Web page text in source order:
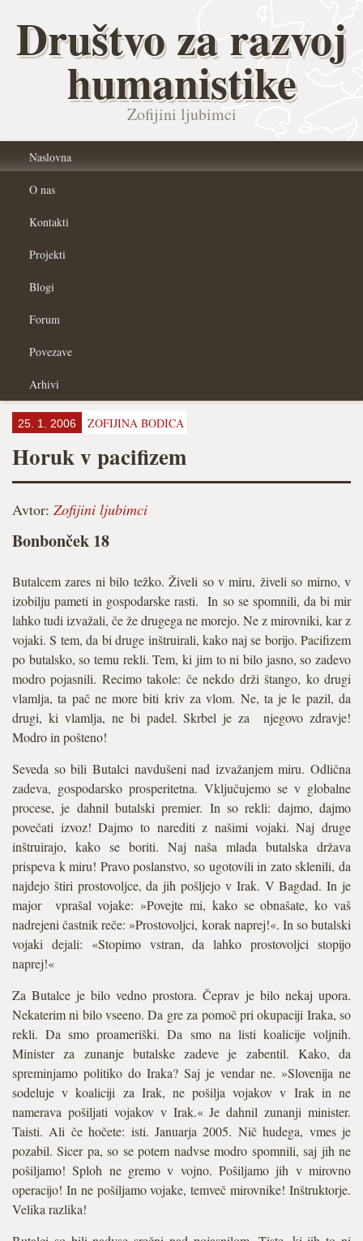
Društvo za razvoj
humanistike
Zofijini ljubimci
Naslovna
O nas
Kontakti
Projekti
Blogi
Forum
Povezave
Arhivi
25. 1. 2006 ZOFIJINA BODICA
Horuk v pacifizem
Avtor: Zofijini ljubimci
Bonbonček 18
Butalcem zares ni bilo težko. Živeli so v miru, živeli so mirno, v
izobilju pameti in gospodarske rasti. In so se spomnili, da bi mir
lahko tudi izvažali, če že drugega ne morejo. Ne z mirovniki, kar z
vojaki. S tem, da bi druge inštruirali, kako naj se borijo. Pacifizem
po butalsko, so temu rekli. Tem, ki jim to ni bilo jasno, so zadevo
modro pojasnili. Recimo takole: če nekdo drži štango, ko drugi
vlamlja, ta pač ne more biti kriv za vlom. Ne, ta je le pazil, da
drugi, ki vlamlja, ne bi padel. Skrbel je za njegovo zdravje!
Modro in pošteno!
Seveda so bili Butalci navdušeni nad izvažanjem miru. Odlična
zadeva, gospodarsko prosperitetna. Vključujemo se v globalne
procese, je dahnil butalski premier. In so rekli: dajmo, dajmo
povečati izvoz! Dajmo to narediti z našimi vojaki. Naj druge
inštruirajo, kako se boriti. Naj naša mlada butalska država
prispeva k miru! Pravo poslanstvo, so ugotovili in zato sklenili, da
najdejo štiri prostovoljce, da jih pošljejo v Irak. V Bagdad. In je
major vprašal vojake: »Povejte mi, kako se obnašate, ko vaš
nadrejeni častnik reče: »Prostovoljci, korak naprej!«. In so butalski
vojaki dejali: «Stopimo vstran, da lahko prostovoljci stopijo
naprej!«
Za Butalce je bilo vedno prostora. Čeprav je bilo nekaj upora.
Nekaterim ni bilo vseeno. Da gre za pomoč pri okupaciji Iraka, so
rekli. Da smo proameriški. Da smo na listi koalicije voljnih.
Minister za zunanje butalske zadeve je zabentil. Kako, da
spreminjamo politiko do Iraka? Saj je vendar ne. »Slovenija ne
sodeluje v koaliciji za Irak, ne pošilja vojakov v Irak in ne
namerava pošiljati vojakov v Irak.« Je dahnil zunanji minister.
Taisti. Ali če hočete: isti. Januarja 2005. Nič hudega, vmes je
pozabil. Sicer pa, so se potem nadvse modro spomnili, saj jih ne
pošiljamo! Sploh ne gremo v vojno. Pošiljamo jih v mirovno
operacijo! In ne pošiljamo vojake, temveč mirovnike! Inštruktorje.
Velika razlika!